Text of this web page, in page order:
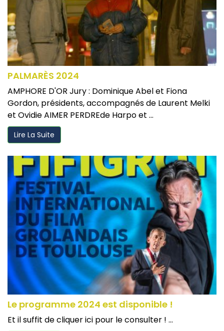
PALMARÈS 2024
AMPHORE D'OR Jury : Dominique Abel et Fiona
Gordon, présidents, accompagnés de Laurent Melki
et Ovidie AIMER PERDREde Harpo et ...
Lire La Suite
Le programme 2024 est disponible !
Et il suffit de cliquer ici pour le consulter ! ...